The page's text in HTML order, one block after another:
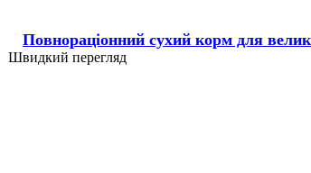
Повнораціонний сухий корм для
Швидкий перегляд